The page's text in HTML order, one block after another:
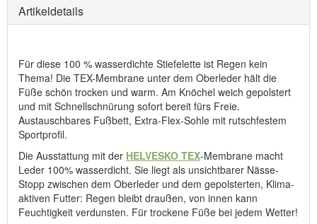
Artikeldetails
Für diese 100 % wasserdichte Stiefelette ist Regen kein
Thema! Die TEX-Membrane unter dem Oberleder hält die
Füße schön trocken und warm. Am Knöchel weich gepolstert
und mit Schnellschnürung sofort bereit fürs Freie.
Austauschbares Fußbett, Extra-Flex-Sohle mit rutschfestem
Sportprofil.
Die Ausstattung mit der HELVESKO TEX-Membrane macht
Leder 100% wasserdicht. Sie liegt als unsichtbarer Nässe-
Stopp zwischen dem Oberleder und dem gepolsterten, Klima-
aktiven Futter: Regen bleibt draußen, von innen kann
Feuchtigkeit verdunsten. Für trockene Füße bei jedem Wetter!